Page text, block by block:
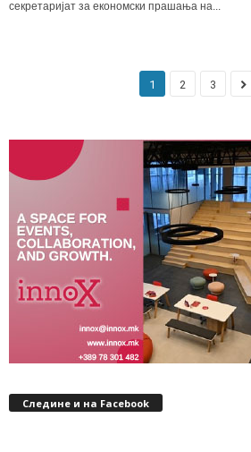
секретаријат за економски прашања на...
1 2 3
Следине и на Facebook